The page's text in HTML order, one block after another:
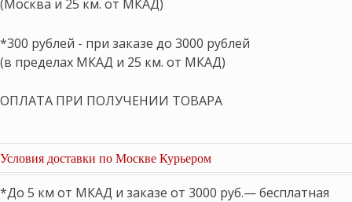
(Москва и 25 км. от МКАД)
*300 рублей - при заказе до 3000 рублей
(в пределах МКАД и 25 км. от МКАД)
ОПЛАТА ПРИ ПОЛУЧЕНИИ ТОВАРА
Условия доставки по Москве Курьером
*До 5 км от МКАД и заказе от 3000 руб.— бесплатная